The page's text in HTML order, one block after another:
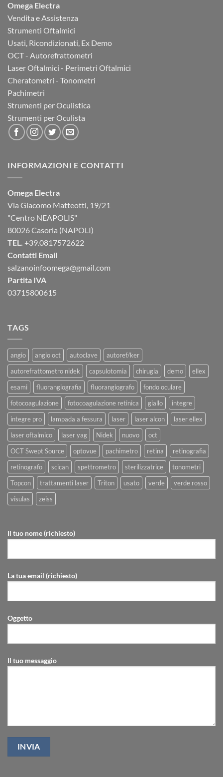
Omega Electra
Vendita e Assistenza
Strumenti Oftalmici
Usati, Ricondizionati, Ex Demo
OCT - Autorefrattometri
Laser Oftalmici - Perimetri Oftalmici
Cheratometri - Tonometri
Pachimetri
Strumenti per Oculistica
Strumenti per Oculista
INFORMAZIONI E CONTATTI
Omega Electra
Via Giacomo Matteotti, 19/21
"Centro NEAPOLIS"
80026 Casoria (NAPOLI)
TEL. +39.0817572622
Contatti Email
salzanoinfoomega@gmail.com
Partita IVA
03715800615
TAGS
angio angio oct autoclave
autoref/ker
autorefrattometro nidek
capsulotomia chirugia demo
ellex
esami
fluorangiografia fluorangiografo
fondo oculare
fotocoagulazione
fotocoagulazione retinica giallo
integre
integre pro
lampada a fessura laser laser alcon
laser ellex
laser oftalmico
laser yag Nidek nuovo
oct
OCT Swept Source
optovue pachimetro retina
retinografia
retinografo
scican spettrometro sterilizzatrice
tonometri
Topcon
trattamenti laser Triton usato verde
verde rosso
visulas
zeiss
Il tuo nome (richiesto)
La tua email (richiesto)
Oggetto
Il tuo messaggio